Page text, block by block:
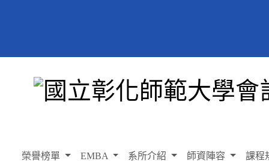
榮譽榜單 EMBA 系所介紹 師資陣容 課程